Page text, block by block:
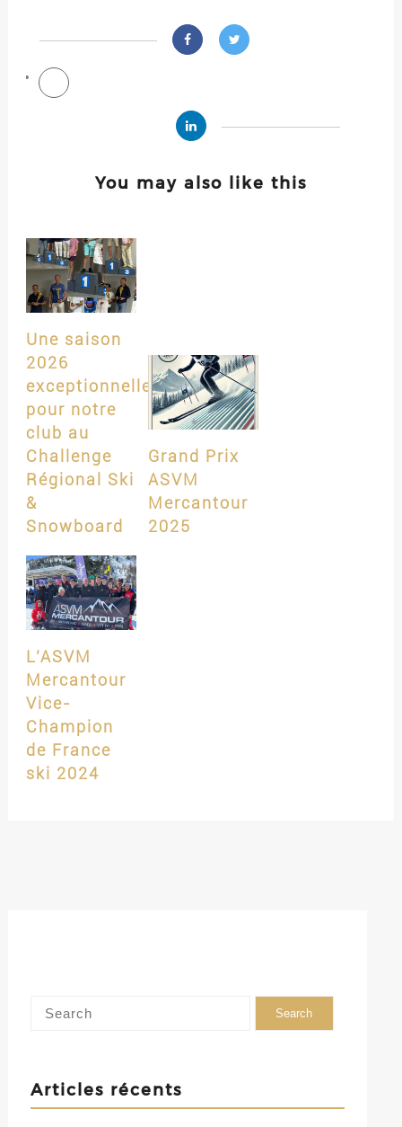
You may also like this
Une saison
2026
exceptionnelle
pour notre
club au
Challenge
Régional Ski
&
Snowboard
Grand Prix
ASVM
Mercantour
2025
L’ASVM
Mercantour
Vice-
Champion
de France
ski 2024
Articles récents